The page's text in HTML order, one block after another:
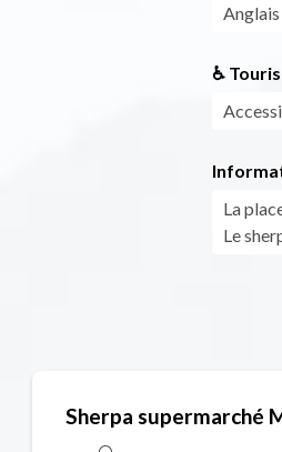
Anglais
♿
La
Le
Sherpa supermarché